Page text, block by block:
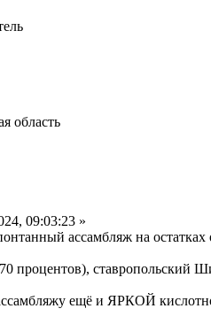
область
09:03:23 »
ассамбляж на
процентов), ставропольский
ещё и ЯРКОЙ